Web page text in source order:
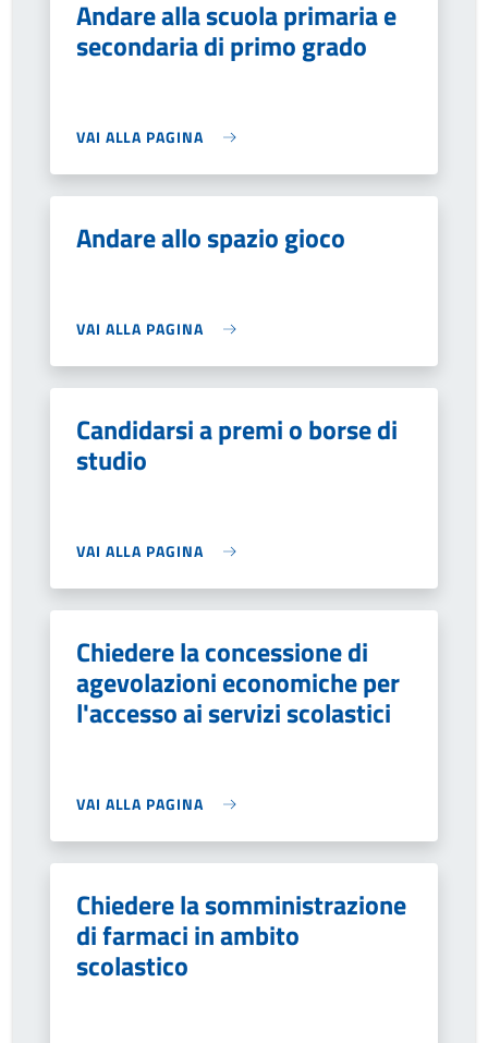
Andare alla scuola primaria e
secondaria di primo grado
VAI ALLA PAGINA
Andare allo spazio gioco
VAI ALLA PAGINA
Candidarsi a premi o borse di
studio
VAI ALLA PAGINA
Chiedere la concessione di
agevolazioni economiche per
l'accesso ai servizi scolastici
VAI ALLA PAGINA
Chiedere la somministrazione
di farmaci in ambito
scolastico